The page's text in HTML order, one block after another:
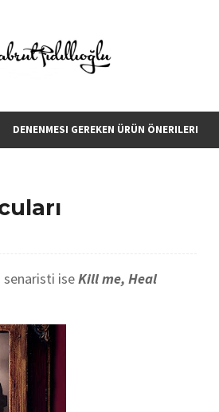
DENENMESI GEREKEN ÜRÜN ÖNERILERI
senaristi iseKill me, Heal